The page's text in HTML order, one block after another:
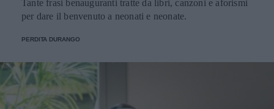
vuole gestire il peso o stabilizzare l'energia, ma alcune
condizioni richiedono il parere del medico prima di
situazione. Serve cautela in gravidanza e allattamento, in
presenza di diabete di tipo 1 e per chi assume farmaci per
la glicemia o la pressione. Anche chi soffre di problemi
renali dovrebbe consultare uno specialista. Per una persona
Tante frasi benauguranti tratte da libri, canzoni e aforismi
per dare il benvenuto a neonati e neonate.
PERDITA DURANGO